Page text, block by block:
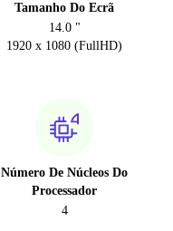
Tamanho Do Ecrã
14.0 "
1920 x 1080 (FullHD)
Número De Núcleos Do
Processador
4